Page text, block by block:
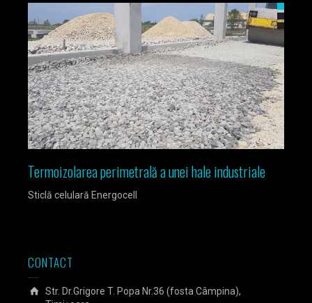
Termoizolarea perimetrală a unei hale industriale
Sticlă celulară Energocell
CONTACT
Str. Dr.Grigore T. Popa Nr.36 (fosta Câmpina),